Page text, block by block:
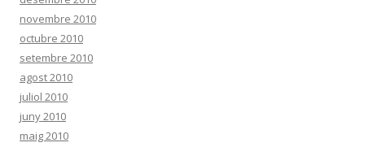
novembre 2010
octubre 2010
setembre 2010
agost 2010
juliol 2010
juny 2010
maig 2010